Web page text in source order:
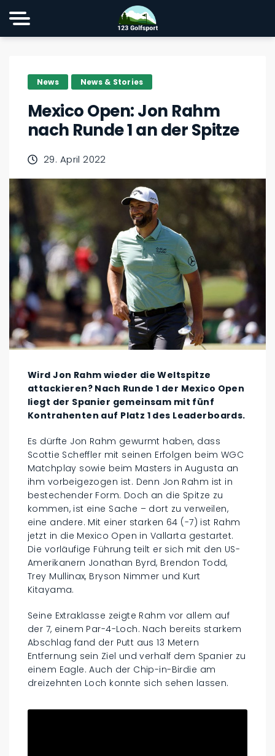
News News & Stories
Mexico Open: Jon Rahm
nach Runde 1 an der Spitze
29. April 2022
Wird Jon Rahm wieder die Weltspitze
attackieren? Nach Runde 1 der Mexico Open
liegt der Spanier gemeinsam mit fünf
Kontrahenten auf Platz 1 des Leaderboards.
Es dürfte Jon Rahm gewurmt haben, dass
Scottie Scheffler mit seinen Erfolgen beim WGC
Matchplay sowie beim Masters in Augusta an
ihm vorbeigezogen ist. Denn Jon Rahm ist in
bestechender Form. Doch an die Spitze zu
kommen, ist eine Sache – dort zu verweilen,
eine andere. Mit einer starken 64 (-7) ist Rahm
jetzt in die Mexico Open in Vallarta gestartet.
Die vorläufige Führung teilt er sich mit den US-
Amerikanern Jonathan Byrd, Brendon Todd,
Trey Mullinax, Bryson Nimmer und Kurt
Kitayama.
Seine Extraklasse zeigte Rahm vor allem auf
der 7, einem Par-4-Loch. Nach bereits starkem
Abschlag fand der Putt aus 13 Metern
Entfernung sein Ziel und verhalf dem Spanier zu
einem Eagle. Auch der Chip-in-Birdie am
dreizehnten Loch konnte sich sehen lassen.